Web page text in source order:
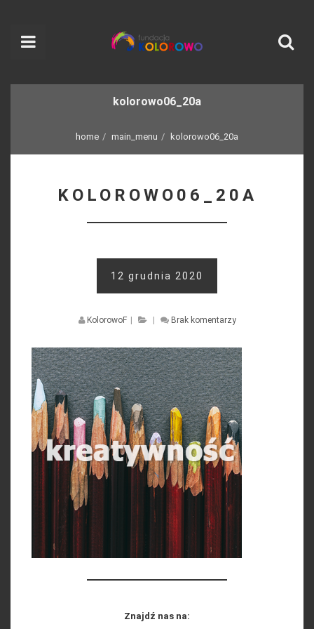
kolorowo06_20a
home main_menu kolorowo06_20a
KOLOROWO06_20A
12 grudnia 2020
KolorowoF Brak komentarzy
Znajdź nas na: